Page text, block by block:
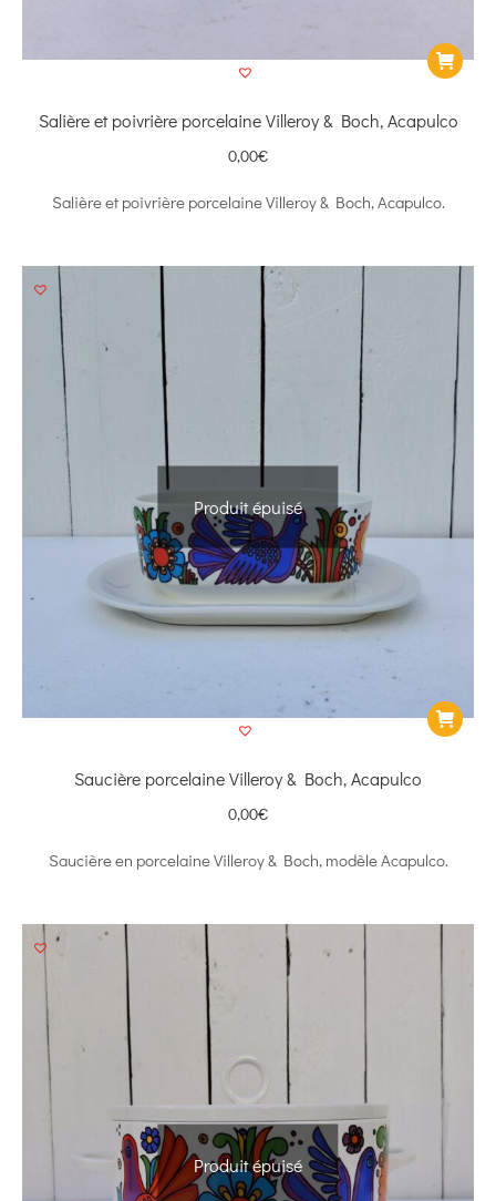
Salière et poivrière porcelaine Villeroy & Boch, Acapulco
0,00€
Salière et poivrière porcelaine Villeroy & Boch, Acapulco.
Produit épuisé
Saucière porcelaine Villeroy & Boch, Acapulco
0,00€
Saucière en porcelaine Villeroy & Boch, modèle Acapulco.
Produit épuisé